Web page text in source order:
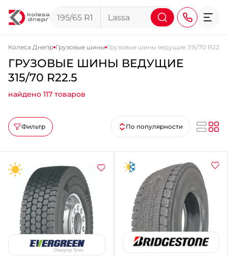
+38 (095) 276-44-44
- на Щепкина
+38 (098) 911-911-0
- на Тополе
+38 (098) 911-911-4
- на Калиновой
+38 (077) 7-184-184
- Донецкое шоссе
Колеса Днепр Грузовые шины Грузовые шины ведущие 315/70 R22.5
ГРУЗОВЫЕ ШИНЫ ВЕДУЩИЕ
315/70 R22.5
найдено 117 товаров
Фильтр По популярности